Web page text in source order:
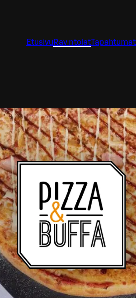
Etusivu RavintolatTapahtumat